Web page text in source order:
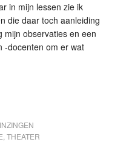
in mijn lessen zie ik
die daar toch aanleiding
mijn observaties en een
-docenten om er wat
THEATER